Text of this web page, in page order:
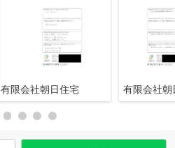
有限会社朝日住宅 有限会社